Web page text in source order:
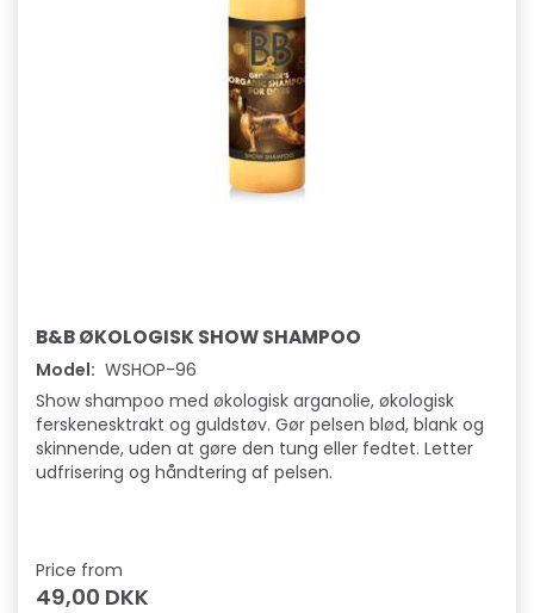
B&B ØKOLOGISK SHOW SHAMPOO
Model: WSHOP-96
Show shampoo med økologisk arganolie, økologisk
ferskenesktrakt og guldstøv. Gør pelsen blød, blank og
skinnende, uden at gøre den tung eller fedtet. Letter
udfrisering og håndtering af pelsen.
Price from
49,00 DKK